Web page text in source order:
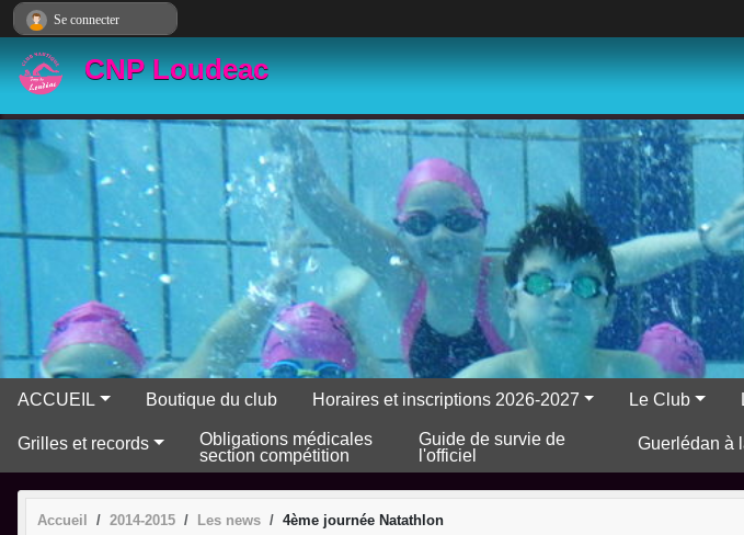
CNP Loudeac
ACCUEIL Boutique du club Horaires et inscriptions 2026-2027 Le Club
Grilles et records
Obligations médicales
section compétition
Guide de survie de
l'officiel
Guerlédan à
Accueil 2014-2015 Les news 4ème journée Natathlon
Se connecter
Panneau de gestion des cookies